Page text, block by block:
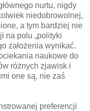
nurtu, nigdy
niedobrowolnej,
a tym bardziej nie
na polu „polityki
założenia wynikać.
naukowe do
różnych zjawisk i
one są, nie zaś
preferencji